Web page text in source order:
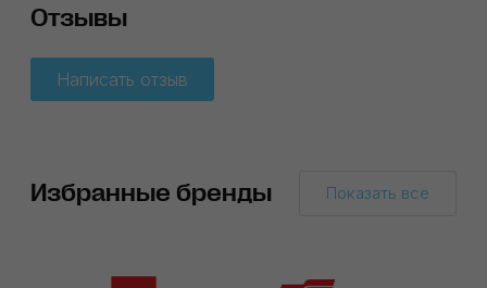
Отзывы
Написать отзыв
Избранные бренды Показать все